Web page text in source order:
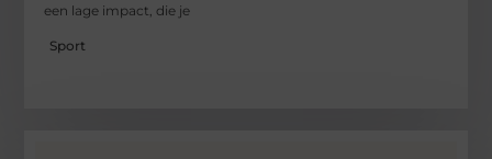
een lage impact, die je
Sport